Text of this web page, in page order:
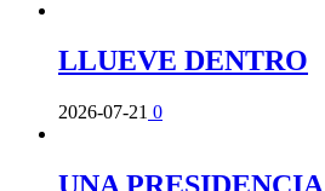
LLUEVE DENTRO
2026-07-21 0